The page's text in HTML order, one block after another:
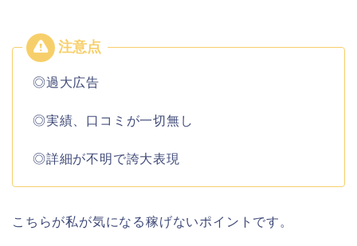
◎過大広告
◎実績、口コミが一切無し
◎詳細が不明で誇大表現
こちらが私が気になる稼げないポイントです。